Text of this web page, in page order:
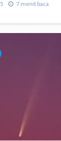
7 menit baca